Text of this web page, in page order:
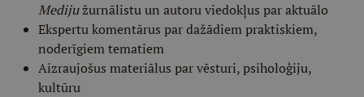
Medijužurnālistu un autoru viedokļus par aktuālo
Ekspertu komentārus par dažādiem praktiskiem,
noderīgiem tematiem
Aizraujošus materiālus par vēsturi, psiholoģiju,
kultūru